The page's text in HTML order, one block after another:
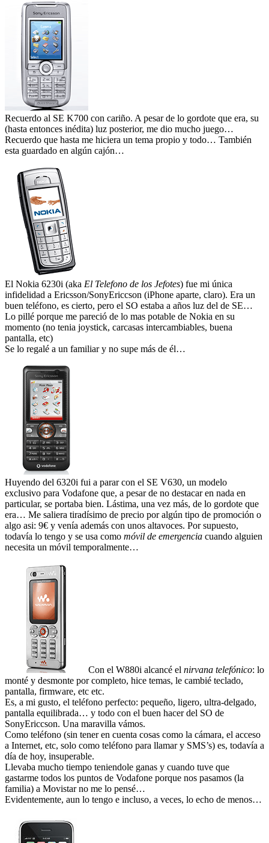
Recuerdo al SE K700 con cariño. A pesar de lo gordote que era, su
(hasta entonces inédita) luz posterior, me dio mucho juego…
Recuerdo que hasta me hiciera un tema propio y todo… También
esta guardado en algún cajón…
El Nokia 6230i (aka El Telefono de los Jefotes) fue mi única
infidelidad a Ericsson/SonyEriccson (iPhone aparte, claro). Era un
buen teléfono, es cierto, pero el SO estaba a años luz del de SE…
Lo pillé porque me pareció de lo mas potable de Nokia en su
momento (no tenia joystick, carcasas intercambiables, buena
pantalla, etc)
Se lo regalé a un familiar y no supe más de él…
Huyendo del 6320i fui a parar con el SE V630, un modelo
exclusivo para Vodafone que, a pesar de no destacar en nada en
particular, se portaba bien. Lástima, una vez más, de lo gordote que
era… Me saliera tiradísimo de precio por algún tipo de promoción o
algo asi: 9€ y venía además con unos altavoces. Por supuesto,
todavía lo tengo y se usa como móvil de emergencia cuando alguien
necesita un móvil temporalmente…
Con el W880i alcancé el nirvana telefónico: lo
monté y desmonte por completo, hice temas, le cambié teclado,
pantalla, firmware, etc etc.
Es, a mi gusto, el teléfono perfecto: pequeño, ligero, ultra-delgado,
pantalla equilibrada… y todo con el buen hacer del SO de
SonyEriccson. Una maravilla vámos.
Como teléfono (sin tener en cuenta cosas como la cámara, el acceso
a Internet, etc, solo como teléfono para llamar y SMS’s) es, todavía a
día de hoy, insuperable.
Llevaba mucho tiempo teniendole ganas y cuando tuve que
gastarme todos los puntos de Vodafone porque nos pasamos (la
familia) a Movistar no me lo pensé…
Evidentemente, aun lo tengo e incluso, a veces, lo echo de menos…